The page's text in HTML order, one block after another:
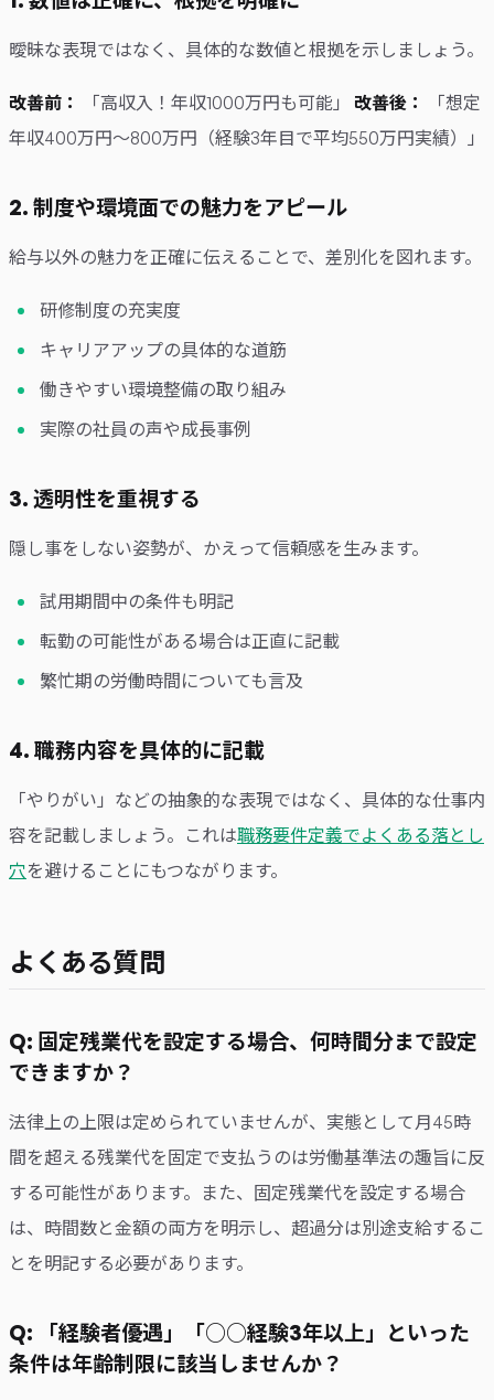
曖昧な表現ではなく、具体的な数値と根拠を示しましょう。
改善前： 「高収入！年収1000万円も可能」 改善後：
「想定
年収400万円〜800万円（経験3年目で平均550万円実績）」
2. 制度や環境面での魅力をアピール
給与以外の魅力を正確に伝えることで、差別化を図れます。
研修制度の充実度
キャリアアップの具体的な道筋
働きやすい環境整備の取り組み
実際の社員の声や成長事例
3. 透明性を重視する
隠し事をしない姿勢が、かえって信頼感を生みます。
試用期間中の条件も明記
転勤の可能性がある場合は正直に記載
繁忙期の労働時間についても言及
4. 職務内容を具体的に記載
「やりがい」などの抽象的な表現ではなく、具体的な仕事内
容を記載しましょう。これは職務要件定義でよくある落とし
穴を避けることにもつながります。
よくある質問
Q: 固定残業代を設定する場合、何時間分まで設定
できますか？
法律上の上限は定められていませんが、実態として月45時
間を超える残業代を固定で支払うのは労働基準法の趣旨に反
する可能性があります。また、固定残業代を設定する場合
は、時間数と金額の両方を明示し、超過分は別途支給するこ
とを明記する必要があります。
Q: 「経験者優遇」「○○経験3年以上」といった
条件は年齢制限に該当しませんか？